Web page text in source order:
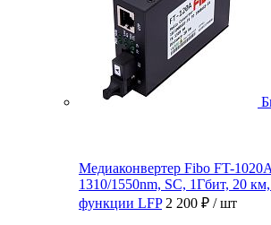
Медиаконвертер Fibo FT-
1310/1550nm, SC, 1Гбит, 20
функции LFP 2 200 ₽ / шт